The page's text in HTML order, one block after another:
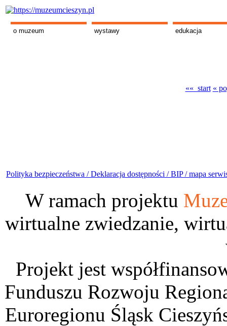
o muzeum wystawy edukacja
«« start «
Polityka bezpieczeństwa /Deklaracja dostępności /BIP /mapa
W ramach projektu
wirtualne zwiedzanie,
Projekt jest
Funduszu Rozwoju
Euroregionu Śląsk